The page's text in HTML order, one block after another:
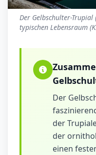
Der Gelbschulter-
typischen Lebensraum
Der
der
der
einen